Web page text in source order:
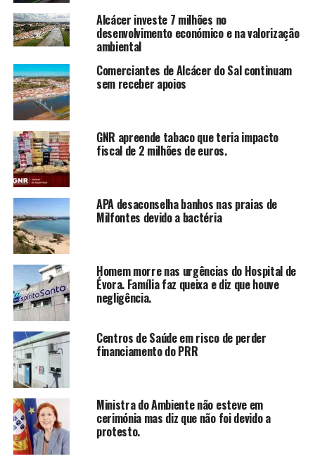
Alcácer investe 7 milhões no
desenvolvimento económico e na valorização
ambiental
Comerciantes de Alcácer do Sal continuam
sem receber apoios
GNR apreende tabaco que teria impacto
fiscal de 2 milhões de euros.
APA desaconselha banhos nas praias de
Milfontes devido a bactéria
Homem morre nas urgências do Hospital de
Évora. Família faz queixa e diz que houve
negligência.
Centros de Saúde em risco de perder
financiamento do PRR
Ministra do Ambiente não esteve em
cerimónia mas diz que não foi devido a
protesto.